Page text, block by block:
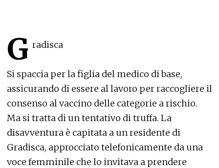
G radisca
Si spaccia per la figlia del medico di base,
assicurando di essere al lavoro per raccogliere il
consenso al vaccino delle categorie a rischio.
Ma si tratta di un tentativo di truffa. La
disavventura è capitata a un residente di
Gradisca, approcciato telefonicamente da una
voce femminile che lo invitava a prendere